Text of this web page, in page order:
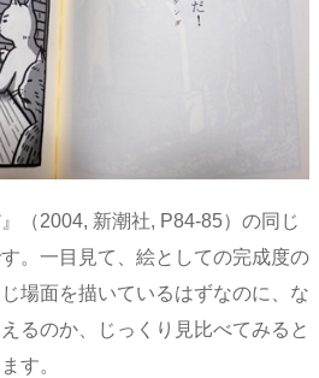
（2004, 新潮社, P84-85）の同じ
。一目見て、絵としての完成度の
場面を描いているはずなのに、な
るのか、じっくり見比べてみると
す。